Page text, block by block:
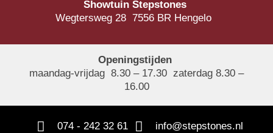
Showtuin Stepstones
Wegtersweg 28 7556 BR Hengelo
Openingstijden
maandag-vrijdag 8.30 – 17.30 zaterdag 8.30 –
16.00
074 - 242 32 61
info@stepstones.nl